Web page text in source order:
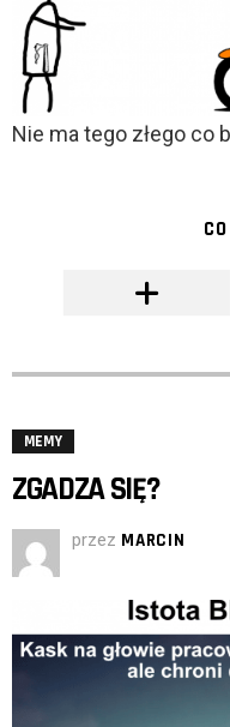
Nie ma tego złego co
MEMY
ZGADZA SIĘ?
przez MARCIN